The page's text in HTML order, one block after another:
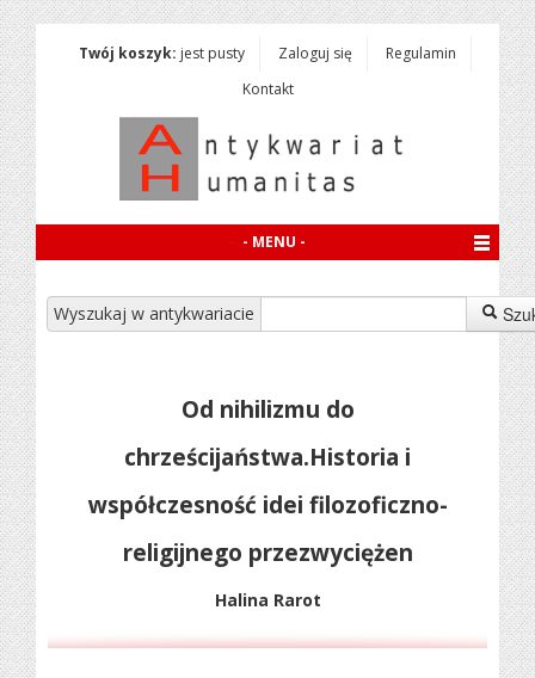
Twój koszyk: jest pusty Zaloguj się
Regulamin
Kontakt
- MENU -
Wyszukaj w antykwariacie
Od nihilizmu do
chrześcijaństwa.Historia i
współczesność idei filozoficzno-
religijnego przezwyciężen
Halina Rarot